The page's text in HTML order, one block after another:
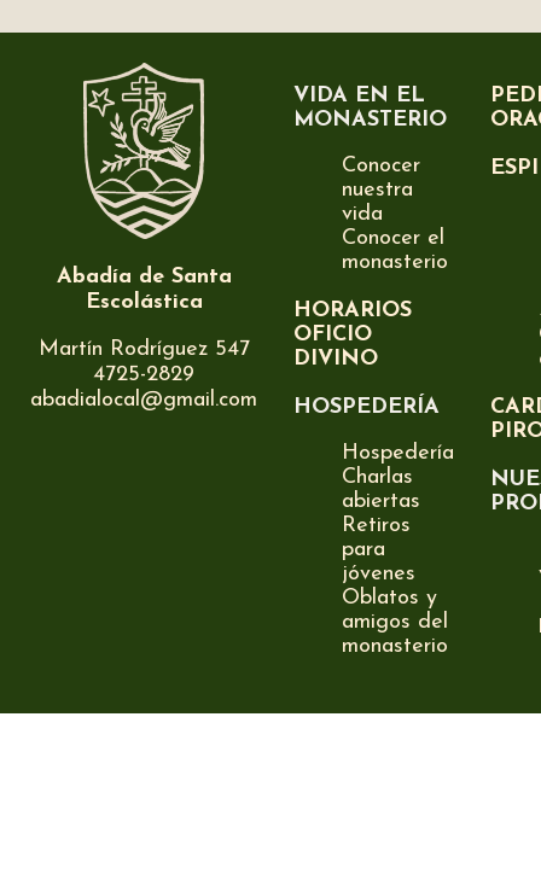
Abadía de Santa
Escolástica
Martín Rodríguez 547
4725-2829
abadialocal@gmail.com
VIDA EN EL
MONASTERIO
Conocer
nuestra
vida
Conocer el
monasterio
HORARIOS
OFICIO
DIVINO
HOSPEDERÍA
Hospedería
Charlas
abiertas
Retiros
para
jóvenes
Oblatos y
amigos del
monasterio